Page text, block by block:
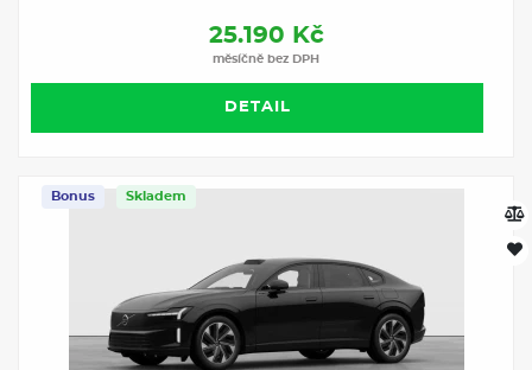
25.190 Kč
měsíčně bez DPH
DETAIL
Skladem
Bonus